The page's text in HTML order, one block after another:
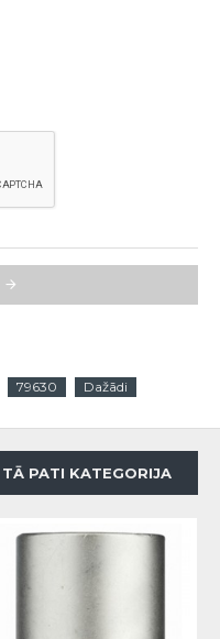
79630 Dažādi
TĀ PATI KATEGORIJA